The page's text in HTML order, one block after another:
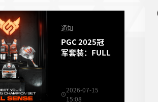
通知
PGC 2025冠
军套装：FULL
2026-07-15
15:08